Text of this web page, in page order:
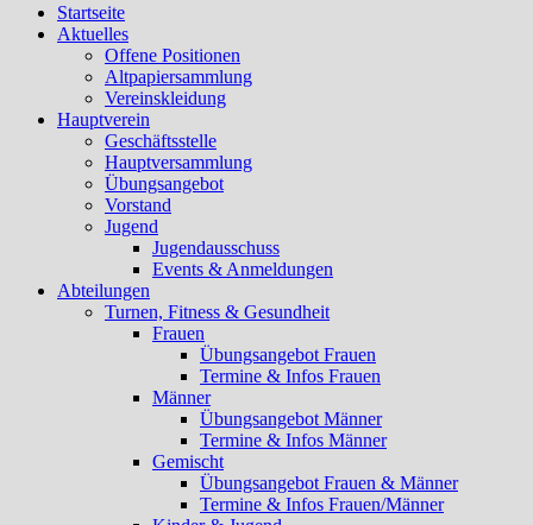
Startseite
Aktuelles
Offene Positionen
Altpapiersammlung
Vereinskleidung
Hauptverein
Geschäftsstelle
Hauptversammlung
Übungsangebot
Vorstand
Jugend
Jugendausschuss
Events & Anmeldungen
Abteilungen
Turnen, Fitness & Gesundheit
Frauen
Übungsangebot Frauen
Termine & Infos Frauen
Männer
Übungsangebot Männer
Termine & Infos Männer
Gemischt
Übungsangebot Frauen & Männer
Termine & Infos Frauen/Männer